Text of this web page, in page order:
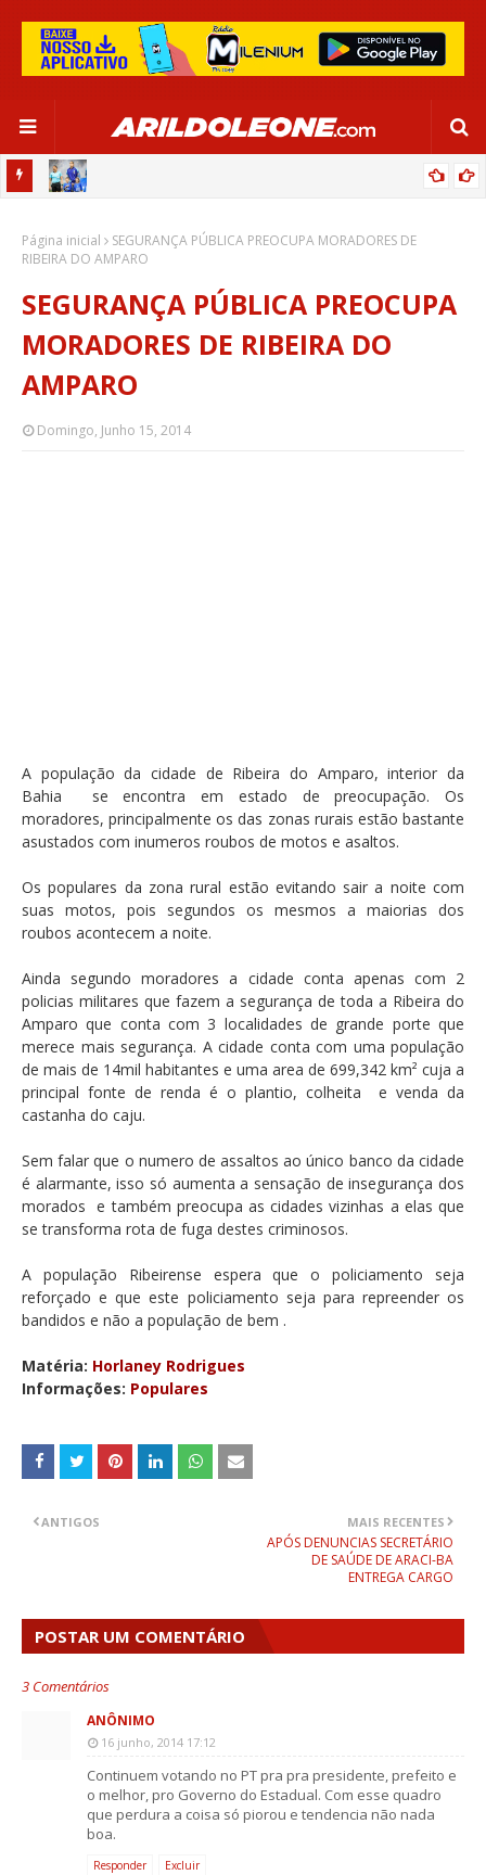
SALVADOR
Página inicial
SEGURANÇA PÚBLICA PREOCUPA MORADORES DE
RIBEIRA DO AMPARO
SEGURANÇA PÚBLICA PREOCUPA
MORADORES DE RIBEIRA DO
AMPARO
Domingo, Junho 15, 2014
A população da cidade de Ribeira do Amparo, interior da
Bahia se encontra em estado de preocupação. Os
moradores, principalmente os das zonas rurais estão bastante
asustados com inumeros roubos de motos e asaltos.
Os populares da zona rural estão evitando sair a noite com
suas motos, pois segundos os mesmos a maiorias dos
roubos acontecem a noite.
Ainda segundo moradores a cidade conta apenas com 2
policias militares que fazem a segurança de toda a Ribeira do
Amparo que conta com 3 localidades de grande porte que
merece mais segurança. A cidade conta com uma população
de mais de 14mil habitantes e uma area de 699,342 km² cuja a
principal fonte de renda é o plantio, colheita e venda da
castanha do caju.
Sem falar que o numero de assaltos ao único banco da cidade
é alarmante, isso só aumenta a sensação de insegurança dos
morados e também preocupa as cidades vizinhas a elas que
se transforma rota de fuga destes criminosos.
A população Ribeirense espera que o policiamento seja
reforçado e que este policiamento seja para repreender os
bandidos e não a população de bem .
Matéria: Horlaney Rodrigues
Informações: Populares
MAIS RECENTES
APÓS DENUNCIAS SECRETÁRIO
DE SAÚDE DE ARACI-BA
ENTREGA CARGO
ANTIGOS
POSTAR UM COMENTÁRIO
3 Comentários
ANÔNIMO
16 junho, 2014 17:12
Continuem votando no PT pra pra presidente, prefeito e
o melhor, pro Governo do Estadual. Com esse quadro
que perdura a coisa só piorou e tendencia não nada
boa.
Responder Excluir